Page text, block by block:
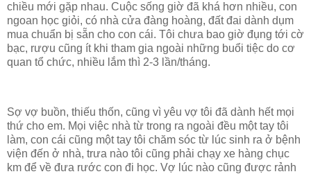
chiều mới gặp nhau. Cuộc sống giờ đã khá hơn nhiều, con
ngoan học giỏi, có nhà cửa đàng hoàng, đất đai dành dụm
mua chuẩn bị sẵn cho con cái. Tôi chưa bao giờ đụng tới cờ
bạc, rượu cũng ít khi tham gia ngoài những buổi tiệc do cơ
quan tổ chức, nhiều lắm thì 2-3 lần/tháng.
Sợ vợ buồn, thiếu thốn, cũng vì yêu vợ tôi đã dành hết mọi
thứ cho em. Mọi việc nhà từ trong ra ngoài đều một tay tôi
làm, con cái cũng một tay tôi chăm sóc từ lúc sinh ra ở bệnh
viện đến ở nhà, trưa nào tôi cũng phải chạy xe hàng chục
km để về đưa rước con đi học. Vợ lúc nào cũng được rảnh